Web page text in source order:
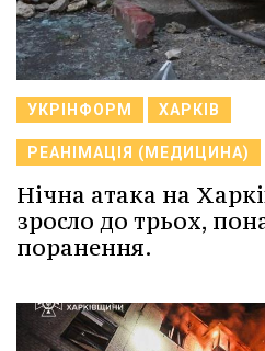
УКРІНФОРМ ХАРКІВ
РЕАНІМАЦІЯ (МЕДИЦИНА)
Нічна атака на
зросло до трьох,
поранення.